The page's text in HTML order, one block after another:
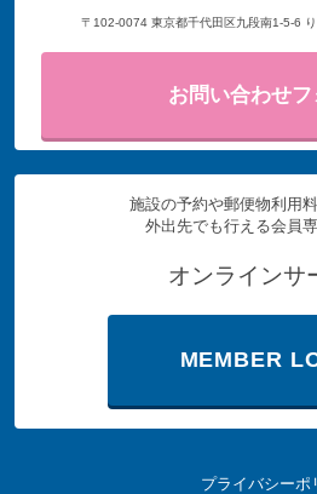
〒102-0074 東京都千代田区九段南1-5-6
お問い合わせ
施設の予約や郵便物利用料
外出先でも行える会員
オンラインサ
MEMBER
プライバシーポ